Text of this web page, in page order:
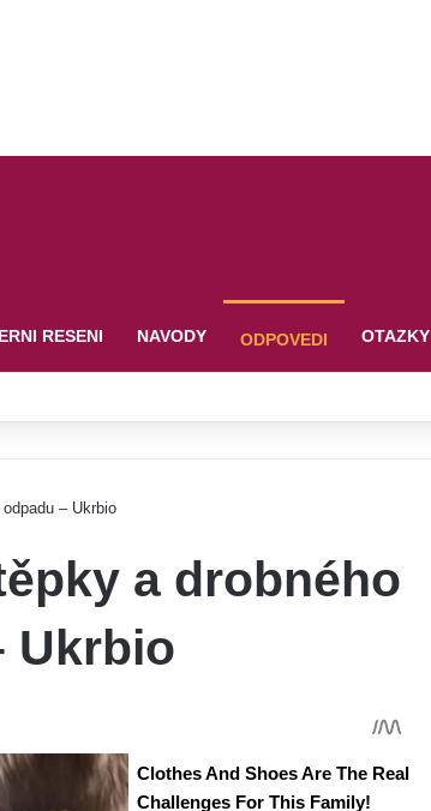
RESENI NAVODY ODPOVEDI OTAZKY
– Ukrbio
a drobného
Ukrbio